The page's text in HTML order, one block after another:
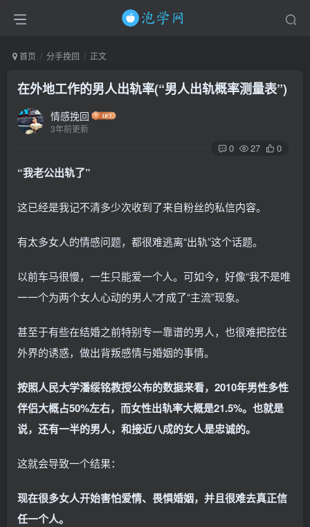
首页 分手挽回 正文
在外地工作的男人出轨率(“男人出轨概率测量表”)
情感挽回
3年前更新
0 27 0
“我老公出轨了”
这已经是我记不清多少次收到了来自粉丝的私信内容。
有太多女人的情感问题，都很难逃离“出轨”这个话题。
以前车马很慢，一生只能爱一个人。可如今，好像“我不是唯
一一个为两个女人心动的男人”才成了“主流”现象。
甚至于有些在结婚之前特别专一靠谱的男人，也很难把控住
外界的诱惑，做出背叛感情与婚姻的事情。
按照人民大学潘绥铭教授公布的数据来看，2010年男性多性
伴侣大概占50%左右，而女性出轨率大概是21.5%。也就是
说，还有一半的男人，和接近八成的女人是忠诚的。
这就会导致一个结果：
现在很多女人开始害怕爱情、畏惧婚姻，并且很难去真正信
任一个人。